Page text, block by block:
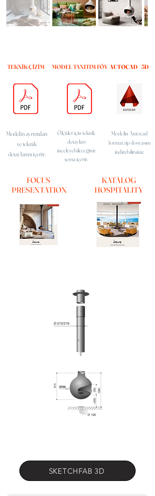
TEKNİK ÇİZİM MODEL TANITIM FÖY AUTOCAD / 3D
Modelin ayrıntıları
ve teknik
detaylarını içerir.
Ölçüler için teknik
detayları
inceleyebileceğiniz
şema içerir.
Modelin Autocad
formatzip dosyasını
indirebilirsiniz.
FOCUS
PRESENTATION
KATALOG
HOSPITALITY
SKETCHFAB 3D